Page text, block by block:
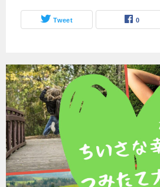
Tweet 0